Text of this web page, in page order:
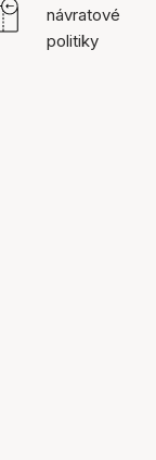
návratové
politiky